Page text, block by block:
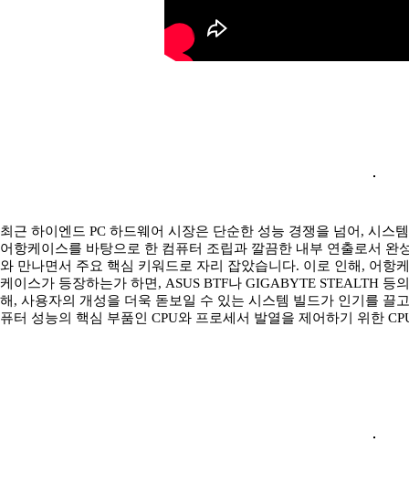
최근 하이엔드 PC 하드웨어 시장은 단순한 성능 경쟁을 넘어, 시스
어항케이스를 바탕으로 한 컴퓨터 조립과 깔끔한 내부 연출로서
와 만나면서 주요 핵심 키워드로 자리 잡았습니다. 이로 인해, 어항
케이스가 등장하는가 하면, ASUS BTF나 GIGABYTE STEALTH
해, 사용자의 개성을 더욱 돋보일 수 있는 시스템 빌드가 인기를 끌
퓨터 성능의 핵심 부품인 CPU와 프로세서 발열을 제어하기 위한